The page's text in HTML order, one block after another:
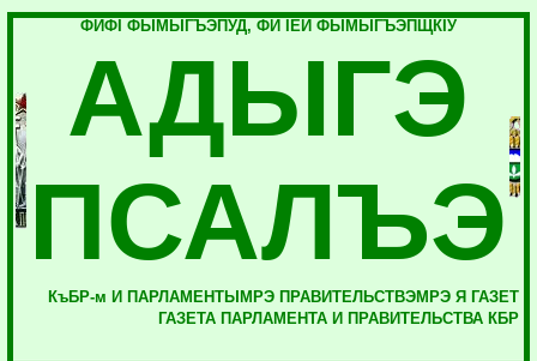
ФИФI ФЫМЫГЪЭПУД, ФИ IЕЙ ФЫМЫГЪЭПЩКIУ
АДЫГЭ
ПСАЛЪЭ
КъБР-м И ПАРЛАМЕНТЫМРЭ ПРАВИТЕЛЬСТВЭМРЭ Я ГАЗЕТ
ГАЗЕТА ПАРЛАМЕНТА И ПРАВИТЕЛЬСТВА КБР